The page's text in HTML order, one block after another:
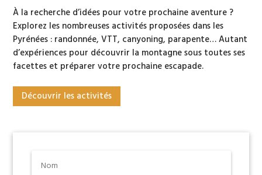
À la recherche d’idées pour votre prochaine aventure ?
Explorez les nombreuses activités proposées dans les
Pyrénées : randonnée, VTT, canyoning, parapente… Autant
d’expériences pour découvrir la montagne sous toutes ses
facettes et préparer votre prochaine escapade.
Découvrir les activités